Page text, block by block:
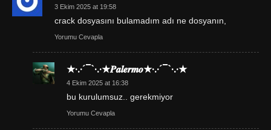
3 Ekim 2025 at 19:58
crack dosyasını bulamadım adı ne dosyanın,
Yorumu Cevapla
★·.·´¯`·.·★𝑷𝒂𝒍𝒆𝒓𝒎𝒐★·.·´¯`·.·★
4 Ekim 2025 at 16:38
bu kurulumsuz.. gerekmiyor
Yorumu Cevapla